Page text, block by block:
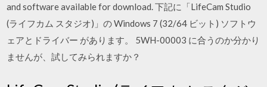
and software available for download. 下記に「LifeCam Studio
(ライフカム スタジオ)」の Windows 7 (32/64 ビット) ソフトウ
ェアとドライバー があります。 5WH-00003 に合うのか分かり
ませんが、試してみられますか？